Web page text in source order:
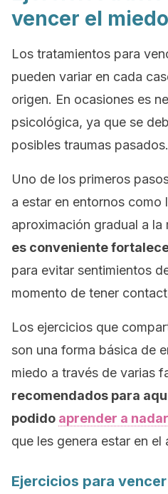
vencer el
Los tratamientos para
pueden variar en cada
origen. En ocasiones es
psicológica, ya que se
posibles traumas pasados.
Uno de los primeros
a estar en entornos como
aproximación gradual a la
es conveniente
para evitar sentimientos
momento de tener
Los ejercicios que
son una forma básica de
miedo a través de varias
recomendados para
podido aprender a nadar
que les genera estar en el
Ejercicios para